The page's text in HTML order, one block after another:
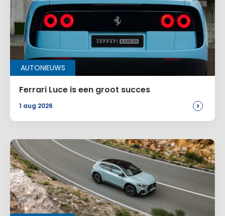
AUTONIEUWS
Ferrari Luce is een groot succes
1 aug 2026 >